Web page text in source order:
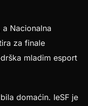
Nacionalna
za finale
mladim esport
domaćin. IeSF je